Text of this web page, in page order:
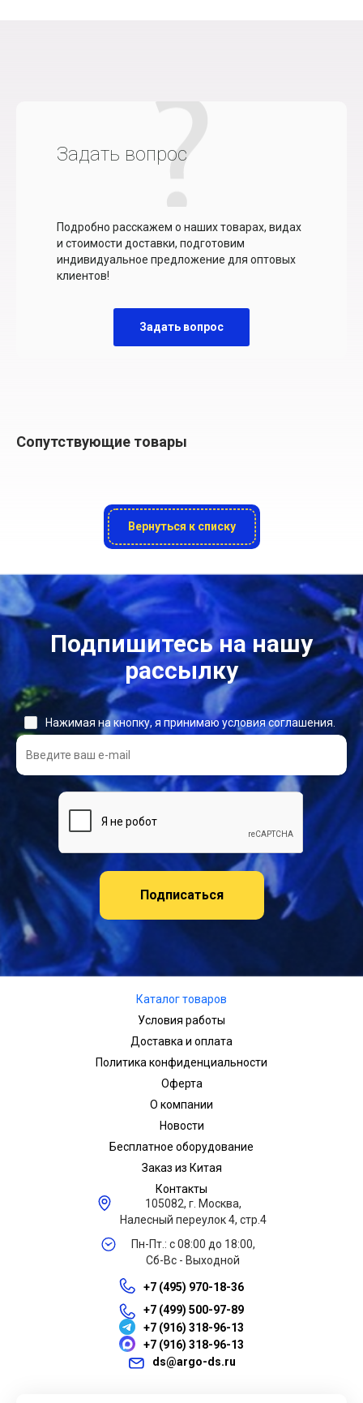
Задать вопрос
Подробно расскажем о наших товарах, видах
и стоимости доставки, подготовим
индивидуальное предложение для оптовых
клиентов!
Задать вопрос
Сопутствующие товары
Вернуться к списку
Подпишитесь на нашу
рассылку
Подписаться
Нажимая на кнопку, я принимаю условия соглашения.
Каталог товаров
Условия работы
Доставка и оплата
Политика конфиденциальности
Оферта
О компании
Новости
Бесплатное оборудование
Заказ из Китая
Контакты
105082, г. Москва,
Налесный переулок 4, стр.4
Пн-Пт.: с 08:00 до 18:00,
Сб-Вс - Выходной
+7 (495) 970-18-36
+7 (499) 500-97-89
+7 (916) 318-96-13
+7 (916) 318-96-13
ds@argo-ds.ru